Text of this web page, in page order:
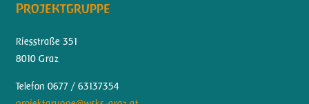
Projektgruppe
Riesstraße 351
8010 Graz
Telefon 0677 / 63137354